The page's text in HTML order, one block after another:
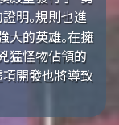
明。規則也進
大的英雄。在擁
猛怪物佔領的
項開發也將導致